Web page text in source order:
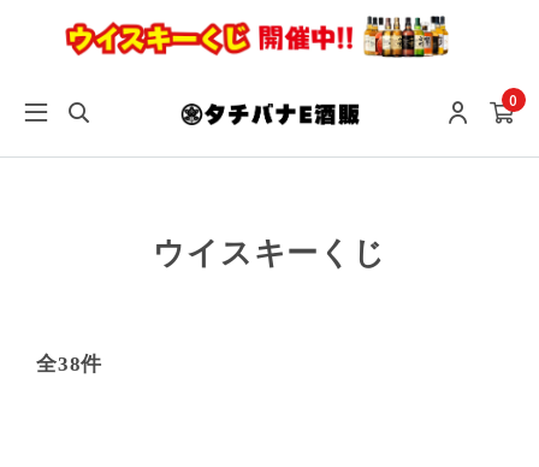
0
ウイスキーくじ
全38件